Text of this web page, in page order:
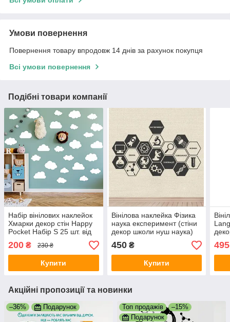
Умови повернення
Повернення товару впродовж 14 днів за рахунок покупця
Всі умови повернення
Подібні товари компанії
Набір вінілових наклейок
Хмарки декор стін Happy
Pocket Набір S 25 шт. від
85х55мм до 128х93мм
білий матовий
200 ₴ 230 ₴
Купити
Вінілова наклейка Фізика
наука експеримент (стіни
декор школи нуш наука)
матова 1000х630 мм
450₴
Купити
495
Акційні пропозиції та новинки
–36% Подарунок Топ продажів
–15%
Подарунок